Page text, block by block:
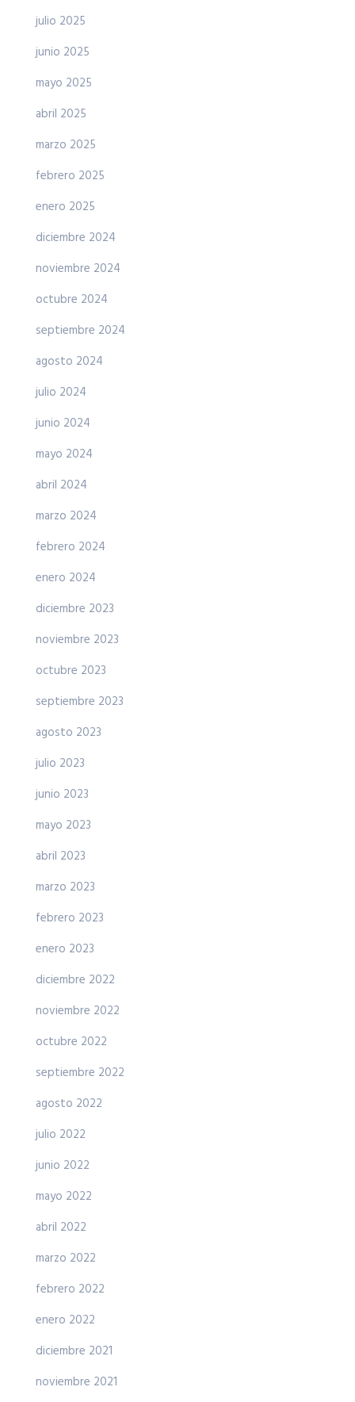
julio 2025
junio 2025
mayo 2025
abril 2025
marzo 2025
febrero 2025
enero 2025
diciembre 2024
noviembre 2024
octubre 2024
septiembre 2024
agosto 2024
julio 2024
junio 2024
mayo 2024
abril 2024
marzo 2024
febrero 2024
enero 2024
diciembre 2023
noviembre 2023
octubre 2023
septiembre 2023
agosto 2023
julio 2023
junio 2023
mayo 2023
abril 2023
marzo 2023
febrero 2023
enero 2023
diciembre 2022
noviembre 2022
octubre 2022
septiembre 2022
agosto 2022
julio 2022
junio 2022
mayo 2022
abril 2022
marzo 2022
febrero 2022
enero 2022
diciembre 2021
noviembre 2021